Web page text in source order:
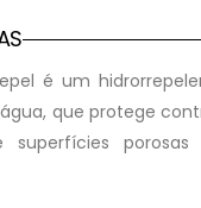
é um
que protege
superfícies